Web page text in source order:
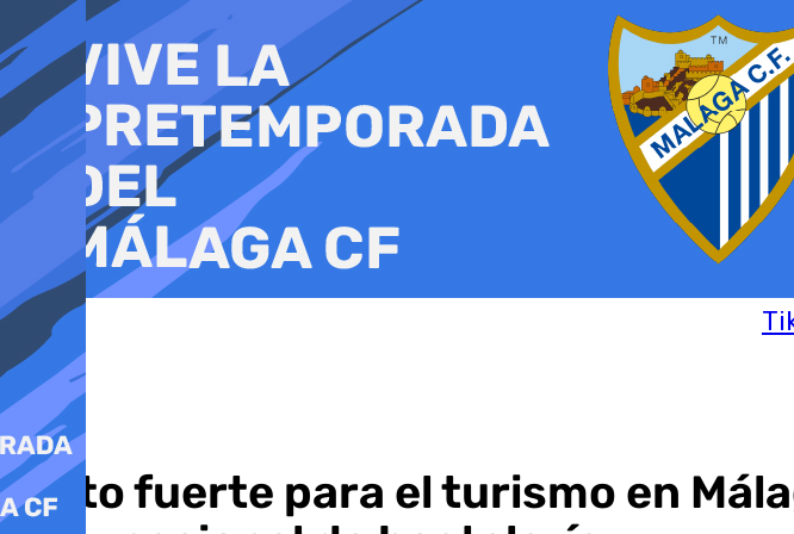
al
contenido
Plato fuerte para el turismo en